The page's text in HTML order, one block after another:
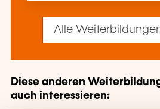
Alle
Diese anderen
auch interessieren: